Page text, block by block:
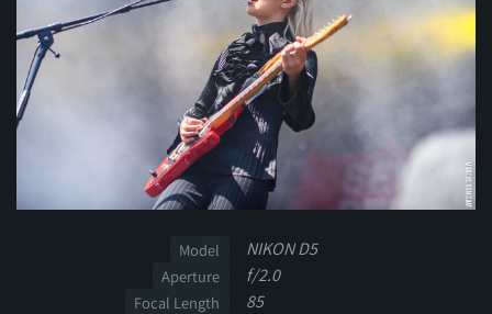
Model NIKON D5
Aperture f/2.0
Focal Length 85